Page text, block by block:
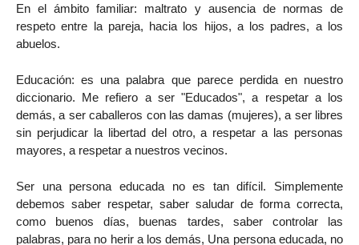
En el ámbito familiar: maltrato y ausencia de normas de
respeto entre la pareja, hacia los hijos, a los padres, a los
abuelos.
Educación: es una palabra que parece perdida en nuestro
diccionario. Me refiero a ser "Educados", a respetar a los
demás, a ser caballeros con las damas (mujeres), a ser libres
sin perjudicar la libertad del otro, a respetar a las personas
mayores, a respetar a nuestros vecinos.
Ser una persona educada no es tan difícil. Simplemente
debemos saber respetar, saber saludar de forma correcta,
como buenos días, buenas tardes, saber controlar las
palabras, para no herir a los demás, Una persona educada, no